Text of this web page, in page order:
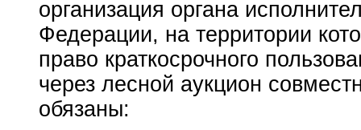
организация органа
Федерации, на территории
право краткосрочного
через лесной аукцион
обязаны: